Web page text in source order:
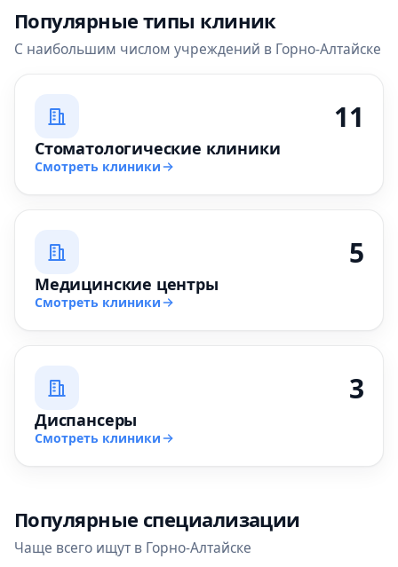
Популярные типы клиник
С наибольшим числом учреждений в Горно-Алтайске
11
Стоматологические клиники
Смотреть клиники
5
Медицинские центры
Смотреть клиники
3
Диспансеры
Смотреть клиники
Популярные специализации
Чаще всего ищут в Горно-Алтайске